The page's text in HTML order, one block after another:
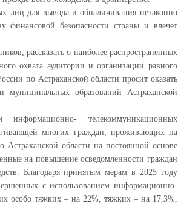
лиц для вывода и обналичивания незаконно
финансовой безопасности страны и влечет
рассказать о наиболее распространенных
охвата аудитории и организации равного
по Астраханской области просит оказать
муниципальных образований Астраханской
информационно- телекоммуникационных
многих граждан, проживающих на
области на постоянной основе
на повышение осведомленности граждан
Благодаря принятым мерам в 2025 году
с использованием информационно-
особо тяжких – на 22%, тяжких – на 17,3%,